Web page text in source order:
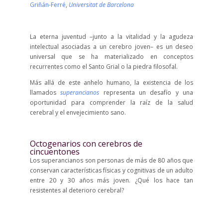
Griñán-Ferré, Universitat de Barcelona
La eterna juventud –junto a la vitalidad y la agudeza
intelectual asociadas a un cerebro joven– es un deseo
universal que se ha materializado en conceptos
recurrentes como el Santo Grial o la piedra filosofal.
Más allá de este anhelo humano, la existencia de los
llamadossuperancianos representa un desafío y una
oportunidad para comprender la raíz de la salud
cerebral y el envejecimiento sano.
Octogenarios con cerebros de
cincuentones
Los superancianos son personas de más de 80 años que
conservan características físicas y cognitivas de un adulto
entre 20 y 30 años más joven. ¿Qué los hace tan
resistentes al deterioro cerebral?